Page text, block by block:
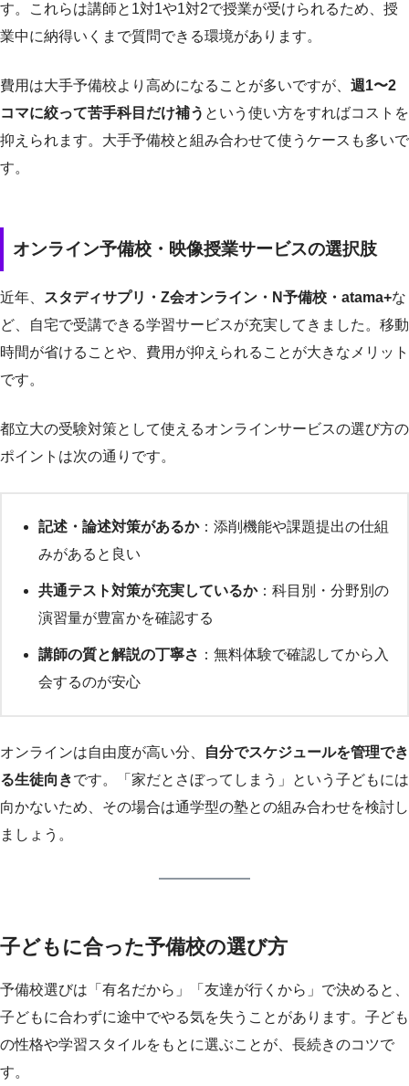
す。これらは講師と1対1や1対2で授業が受けられるため、授
業中に納得いくまで質問できる環境があります。
費用は大手予備校より高めになることが多いですが、 週1〜2
コマに絞って苦手科目だけ補う という使い方をすればコストを
抑えられます。大手予備校と組み合わせて使うケースも多いで
す。
オンライン予備校・映像授業サービスの選択肢
近年、 スタディサプリ・Z会オンライン・N予備校・atama+な
ど、自宅で受講できる学習サービスが充実してきました。移動
時間が省けることや、費用が抑えられることが大きなメリット
です。
都立大の受験対策として使えるオンラインサービスの選び方の
ポイントは次の通りです。
記述・論述対策があるか：添削機能や課題提出の仕組
みがあると良い
共通テスト対策が充実しているか：科目別・分野別の
演習量が豊富かを確認する
講師の質と解説の丁寧さ ：無料体験で確認してから入
会するのが安心
オンラインは自由度が高い分、
自分でスケジュールを管理でき
る生徒向きです。「家だとさぼってしまう」という子どもには
向かないため、その場合は通学型の塾との組み合わせを検討し
ましょう。
子どもに合った予備校の選び方
予備校選びは「有名だから」「友達が行くから」で決めると、
子どもに合わずに途中でやる気を失うことがあります。子ども
の性格や学習スタイルをもとに選ぶことが、長続きのコツで
す。